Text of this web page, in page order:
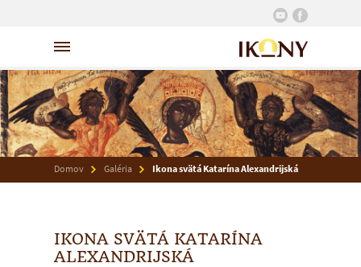
Domov Galéria Ikona svätá Katarína Alexandrijská
IKONA SVÄTÁ KATARÍNA
ALEXANDRIJSKÁ